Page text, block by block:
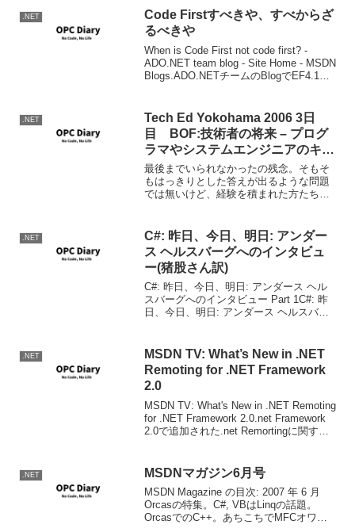
.NET
Code Firstすべきや、すべからざ
るべきや
When is Code First not code first? -
ADO.NET team blog - Site Home - MSDN
Blogs.ADO.NETチームのBlogでEF4.1の
.NET
Tech Ed Yokohama 2006 3日
目 BOF:技術者の将来 – プログ
ラマやシステムエンジニアのキャ
リアパスを考える
最後までいられなかったの残念。そもそ
もはっきりとした答えが出るような問題
では無いけど、経験を積まれた方たちの
.NET
C#: 昨日、今日、明日: アンダー
ス ヘルスバーグへのインタビュ
ー(猪股さん訳)
C#: 昨日、今日、明日: アンダース ヘル
スバーグへのインタビュー Part 1C#: 昨
日、今日、明日: アンダース ヘルスバー
関するインタビューはすごく面...
.NET
MSDN TV: What’s New in .NET
Remoting for .NET Framework
2.0
MSDN TV: What's New in .NET Remoting
for .NET Framework 2.0.net Framework
2.0で追加された.net Remortingに関する
.NET MSDNマガジン6月号
MSDN Magazine の目次: 2007 年 6 月
Orcasの特集。C#, VBはLinqの話題。
OrcasでのC++。あちこちでMFCオワタ